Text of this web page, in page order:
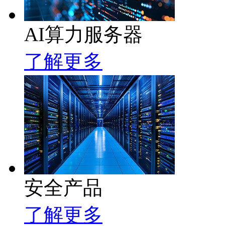
AI算力服务器
了解更多
安全产品
了解更多